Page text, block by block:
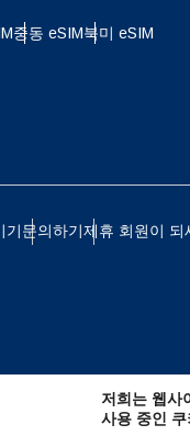
중동 eSIM북미 eSIM
기문의하기제휴 회원이 되
저희는 웹사
사용 중인